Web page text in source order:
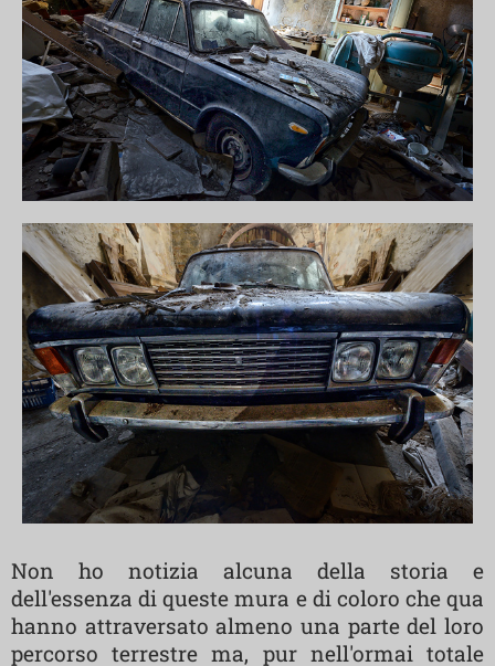
Non ho notizia alcuna della storia e
dell'essenza di queste mura e di coloro che qua
hanno attraversato almeno una parte del loro
percorso terrestre ma, pur nell'ormai totale